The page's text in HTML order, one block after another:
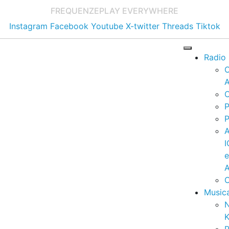
FREQUENZEPLAY EVERYWHERE
Instagram Facebook Youtube X-twitter Threads Tiktok
Radio
e